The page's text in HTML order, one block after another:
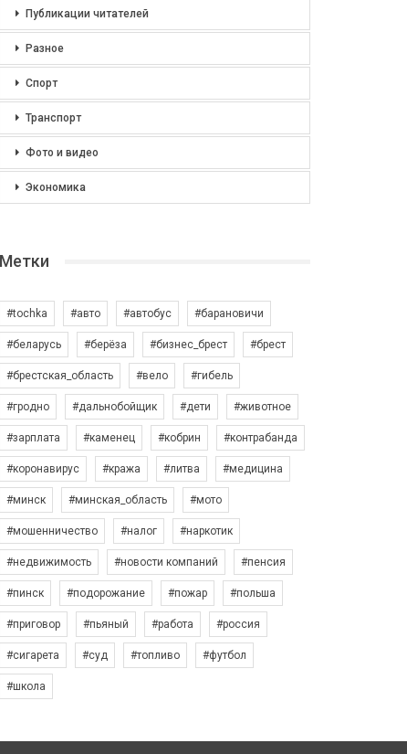
Публикации читателей
Разное
Спорт
Транспорт
Фото и видео
Экономика
Метки
#tochka #авто #автобус #барановичи
#беларусь #берёза #бизнес_брест #брест
#брестская_область #вело #гибель
#гродно #дальнобойщик #дети #животное
#зарплата #каменец #кобрин #контрабанда
#коронавирус #кража #литва #медицина
#минск #минская_область #мото
#мошенничество #налог #наркотик
#недвижимость #новости компаний #пенсия
#пинск #подорожание #пожар #польша
#приговор #пьяный #работа #россия
#сигарета #суд #топливо #футбол
#школа